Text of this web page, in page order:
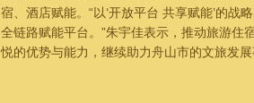
宿、酒店赋能。“以‘开放平台 共享赋能’的
全链路赋能平台。”朱宇佳表示，推动旅游住
悦的优势与能力，继续助力舟山市的文旅发展